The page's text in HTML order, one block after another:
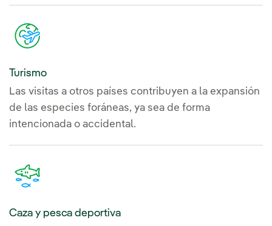
Turismo
Las visitas a otros países contribuyen a la expansión
de las especies foráneas, ya sea de forma
intencionada o accidental.
Caza y pesca deportiva